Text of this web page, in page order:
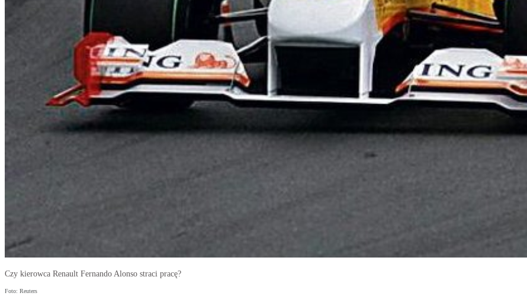
Czy kierowca Renault Fernando Alonso straci pracę?
Foto: Reuters